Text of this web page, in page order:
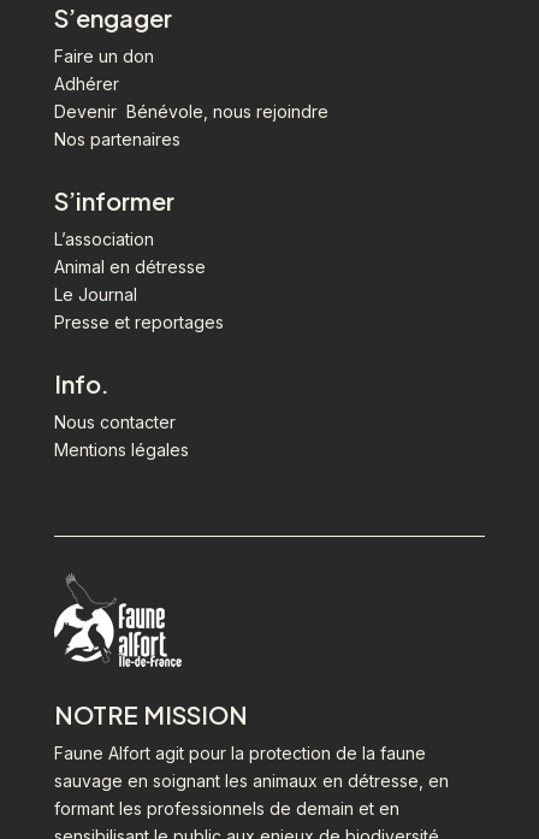
S’engager
Faire un don
Adhérer
Devenir Bénévole, nous rejoindre
Nos partenaires
S’informer
L’association
Animal en détresse
Le Journal
Presse et reportages
Info.
Nous contacter
Mentions légales
NOTRE MISSION
Faune Alfort agit pour la protection de la faune
sauvage en soignant les animaux en détresse, en
formant les professionnels de demain et en